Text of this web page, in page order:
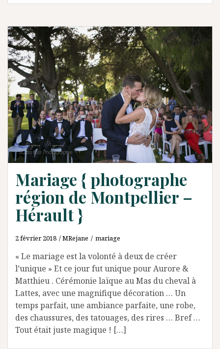
Mariage { photographe
région de Montpellier –
Hérault }
2 février 2018 MRejane mariage
« Le mariage est la volonté à deux de créer
l’unique » Et ce jour fut unique pour Aurore &
Matthieu . Cérémonie laïque au Mas du cheval à
Lattes, avec une magnifique décoration … Un
temps parfait, une ambiance parfaite, une robe,
des chaussures, des tatouages, des rires … Bref …
Tout était juste magique ! […]